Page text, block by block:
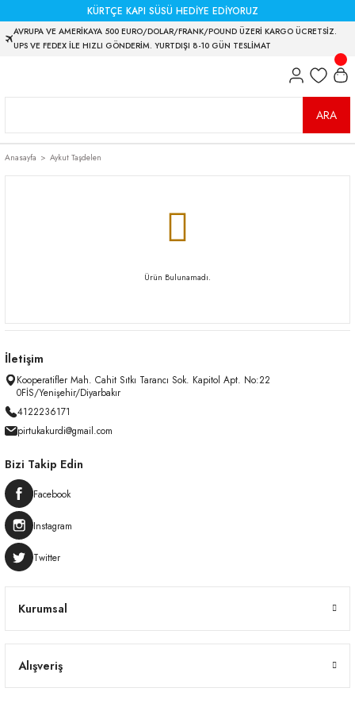
KÜRTÇE KAPI SÜSÜ HEDİYE EDİYORUZ
AVRUPA VE AMERİKAYA 500 EURO/DOLAR/FRANK/POUND ÜZERİ KARGO ÜCRETSİZ.
UPS VE FEDEX İLE HIZLI GÖNDERİM. YURTDIŞI 8-10 GÜN TESLİMAT
ARA
Anasayfa Aykut Taşdelen
Ürün Bulunamadı.
İletişim
Kooperatifler Mah. Cahit Sıtkı Tarancı Sok. Kapitol Apt. No:22
0FİS/Yenişehir/Diyarbakır
4122236171
pirtukakurdi@gmail.com
Kurumsal
Alışveriş
Bizi Takip Edin
Facebook
Instagram
Twitter